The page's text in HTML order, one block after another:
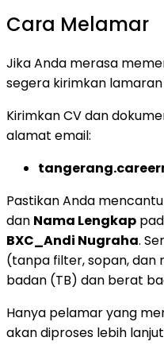
Cara Melamar
Jika Anda merasa
segera kirimkan
Kirimkan CV dan
alamat email:
Pastikan Anda
dan Nama Lengkap
BXC_Andi Nugraha.
(tanpa filter, sopan,
badan (TB) dan berat
Hanya pelamar yang
akan diproses lebih